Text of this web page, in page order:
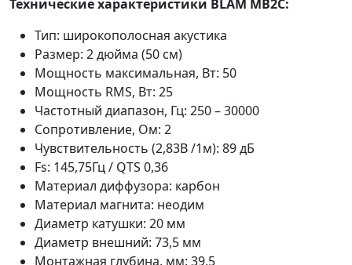
Технические характеристики BLAM MB2C:
Тип: широкополосная акустика
Размер: 2 дюйма (50 см)
Мощность максимальная, Вт: 50
Мощность RMS, Вт: 25
Частотный диапазон, Гц: 250 – 30000
Сопротивление, Ом: 2
Чувствительность (2,83В /1м): 89 дБ
Fs: 145,75Гц / QTS 0,36
Материал диффузора: карбон
Материал магнита: неодим
Диаметр катушки: 20 мм
Диаметр внешний: 73,5 мм
Монтажная глубина, мм: 39,5